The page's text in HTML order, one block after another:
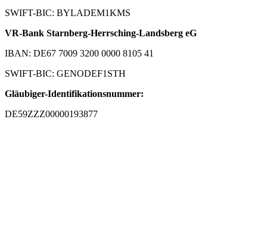
SWIFT-BIC: BYLADEM1KMS
VR-Bank Starnberg-Herrsching-Landsberg eG
IBAN: DE67 7009 3200 0000 8105 41
SWIFT-BIC: GENODEF1STH
Gläubiger-Identifikationsnummer:
DE59ZZZ00000193877